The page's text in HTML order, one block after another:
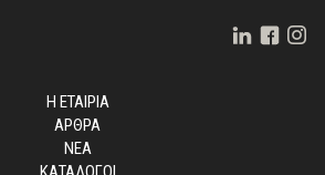
Η ΕΤΑΙΡΙΑ
ΑΡΘΡΑ
ΝΕΑ